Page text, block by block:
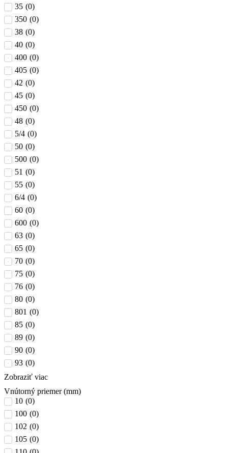
35 (0)
350 (0)
38 (0)
40 (0)
400 (0)
405 (0)
42 (0)
45 (0)
450 (0)
48 (0)
5/4 (0)
50 (0)
500 (0)
51 (0)
55 (0)
6/4 (0)
60 (0)
600 (0)
63 (0)
65 (0)
70 (0)
75 (0)
76 (0)
80 (0)
801 (0)
85 (0)
89 (0)
90 (0)
93 (0)
Zobraziť viac
Vnútorný priemer (mm)
10 (0)
100 (0)
102 (0)
105 (0)